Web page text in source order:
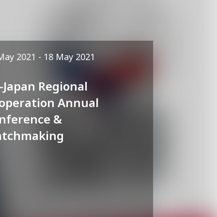
2021 - 18 May 2021
Japan Regional
Annual
&